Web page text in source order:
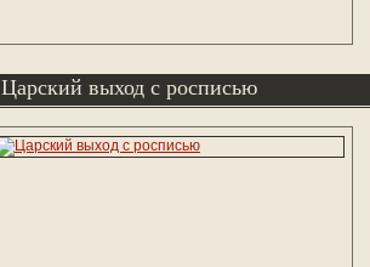
Царский выход с росписью